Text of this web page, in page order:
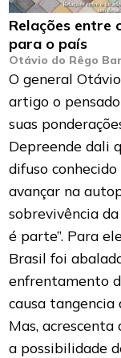
Relações entre
para o país
Otávio do Rêgo
O general
artigo o
suas
Depreende dali
difuso
avançar na
sobrevivência
é parte”. Para
Brasil foi
enfrentamento
causa
Mas, acrescenta
a possibilidade